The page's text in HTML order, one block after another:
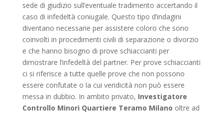
sede di giudizio sull’eventuale tradimento accertando il
caso di infedeltà coniugale. Questo tipo d’indagini
diventano necessarie per assistere coloro che sono
coinvolti in procedimenti civili di separazione o divorzio
e che hanno bisogno di prove schiaccianti per
dimostrare l’infedeltà del partner. Per prove schiaccianti
ci si riferisce a tutte quelle prove che non possono
essere confutate o la cui veridicità non può essere
messa in dubbio. In ambito privato, Investigatore
Controllo Minori Quartiere Teramo Milano oltre ad